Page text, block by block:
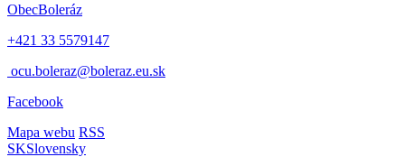
ObecBoleráz
+421 33 5579147
ocu.boleraz@boleraz.eu.sk
Facebook
Mapa webu RSS
SKSlovensky